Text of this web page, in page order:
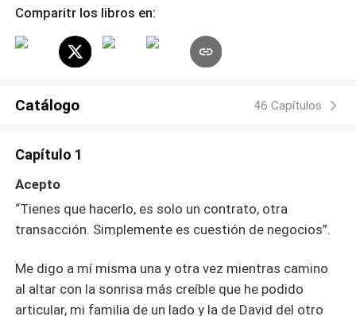
¿Crees que el amor pueda más que la codicia?
Comparitr los libros en:
Catálogo 46 Capítulos
Capítulo 1
Acepto
“Tienes que hacerlo, es solo un contrato, otra
transacción. Simplemente es cuestión de negocios”.
Me digo a mí misma una y otra vez mientras camino
al altar con la sonrisa más creíble que he podido
articular, mi familia de un lado y la de David del otro